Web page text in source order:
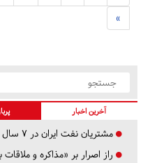
»
آخرین اخبار
مشتریان نفت ایران در ۷ سال گذشته +فیلم
راز اصرار بر «مذاکره و